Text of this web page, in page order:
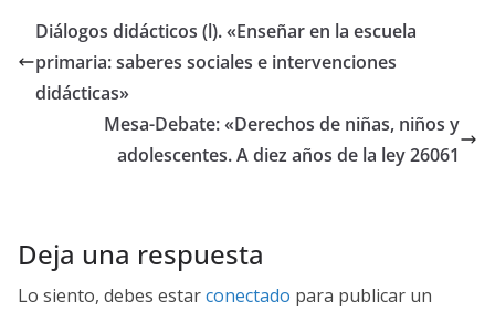
b
o
o
er
Diálogos didácticos (l). «Enseñar en la escuela
primaria: saberes sociales e intervenciones
didácticas»
Mesa-Debate: «Derechos de niñas, niños y
adolescentes. A diez años de la ley 26061
Deja una respuesta
Lo siento, debes estarconectado para publicar un